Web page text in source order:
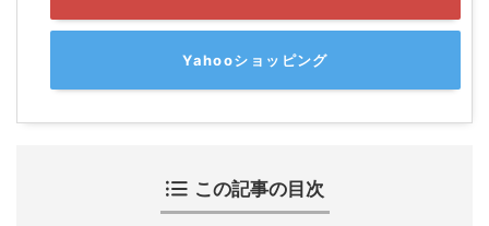
Yahooショッピング
この記事の目次